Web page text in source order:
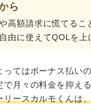
ら
高額請求に慌てるこ
由に使えてQOLを上
ってはボーナス払い
で月々の料金を抑え
リースカルモくんは